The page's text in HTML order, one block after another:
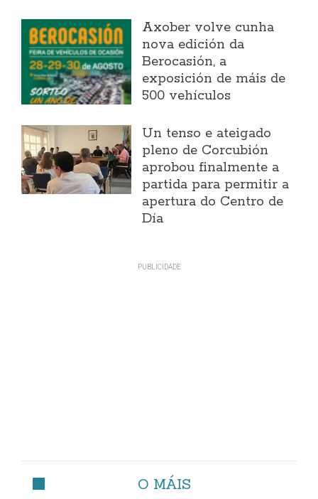
Axober volve cunha
nova edición da
Berocasión, a
exposición de máis de
500 vehículos
Un tenso e ateigado
pleno de Corcubión
aprobou finalmente a
partida para permitir a
apertura do Centro de
Día
O MÁIS